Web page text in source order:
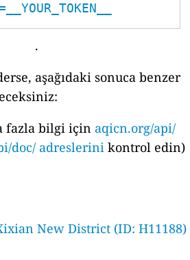
.
aşağıdaki sonuca benzer
fazla bilgi için aqicn.org/api/
doc/ adreslerini kontrol edin)
New District (ID: H11188)